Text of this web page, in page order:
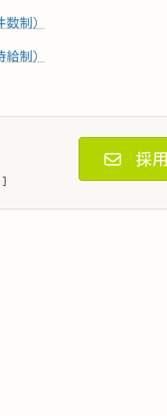
制）
制）
採